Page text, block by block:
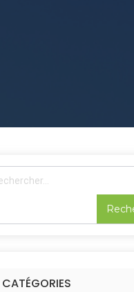
CATÉGORIES